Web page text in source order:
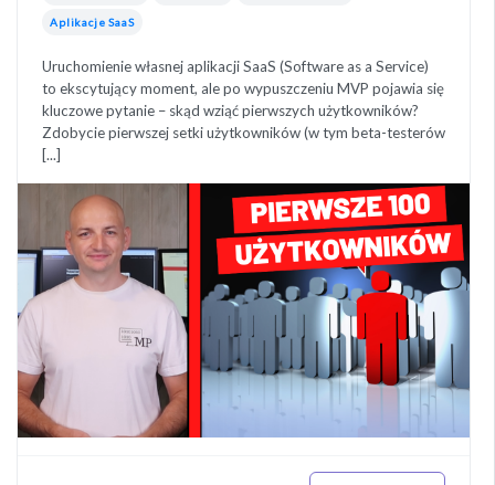
Aplikacje SaaS
Uruchomienie własnej aplikacji SaaS (Software as a Service)
to ekscytujący moment, ale po wypuszczeniu MVP pojawia się
kluczowe pytanie – skąd wziąć pierwszych użytkowników?
Zdobycie pierwszej setki użytkowników (w tym beta-testerów
[...]